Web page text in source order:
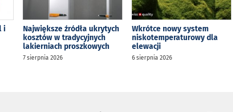
i
Największe źródła ukrytych
kosztów w tradycyjnych
lakierniach proszkowych
7 sierpnia 2026
Wkrótce nowy system
niskotemperaturowy dla
elewacji
6 sierpnia 2026